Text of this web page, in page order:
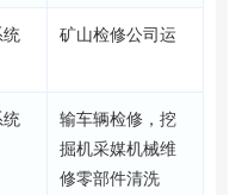
统 矿山检修公司运
统
输车辆检修，挖
掘机采媒机械维
修零部件清洗